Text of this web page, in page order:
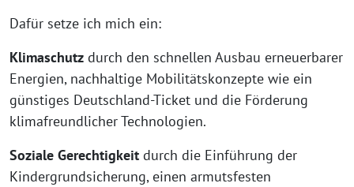
Dafür setze ich mich ein:
Klimaschutz durch den schnellen Ausbau erneuerbarer
Energien, nachhaltige Mobilitätskonzepte wie ein
günstiges Deutschland-Ticket und die Förderung
klimafreundlicher Technologien.
Soziale Gerechtigkeit durch die Einführung der
Kindergrundsicherung, einen armutsfesten